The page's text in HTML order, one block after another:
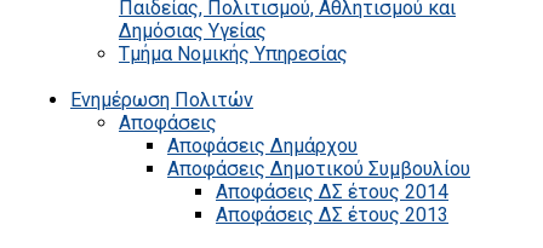
Παιδείας, Πολιτισμού, Αθλητισμού και
Δημόσιας Υγείας
Τμήμα Νομικής Υπηρεσίας
Ενημέρωση Πολιτών
Αποφάσεις
Αποφάσεις Δημάρχου
Αποφάσεις Δημοτικού Συμβουλίου
Αποφάσεις ΔΣ έτους 2014
Αποφάσεις ΔΣ έτους 2013